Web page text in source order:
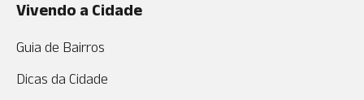
Vivendo a Cidade
Guia de Bairros
Dicas da Cidade